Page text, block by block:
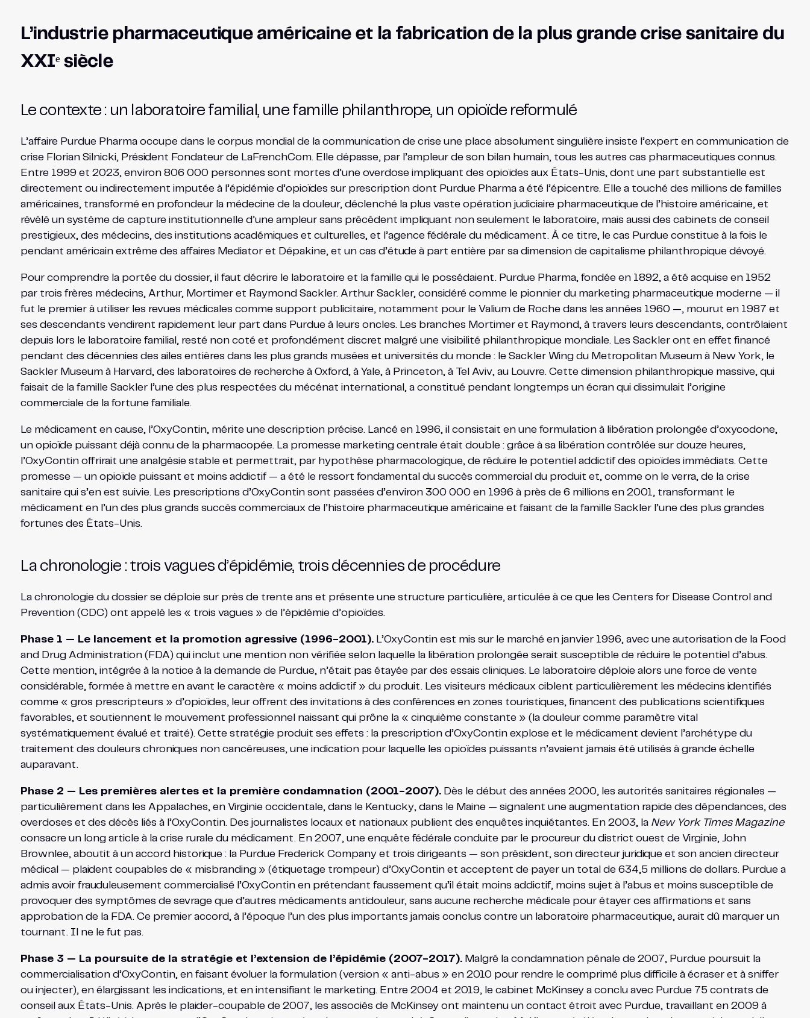
L’industrie pharmaceutique américaine et la fabrication de la plus grande crise sanitaire du
XXIᵉ siècle
Le contexte : un laboratoire familial, une famille philanthrope, un opioïde reformulé
L’affaire Purdue Pharma occupe dans le corpus mondial de la communication de crise une place absolument singulière insiste l’expert en communication de
crise Florian Silnicki, Président Fondateur de LaFrenchCom. Elle dépasse, par l’ampleur de son bilan humain, tous les autres cas pharmaceutiques connus.
Entre 1999 et 2023, environ 806 000 personnes sont mortes d’une overdose impliquant des opioïdes aux États-Unis, dont une part substantielle est
directement ou indirectement imputée à l’épidémie d’opioïdes sur prescription dont Purdue Pharma a été l’épicentre. Elle a touché des millions de familles
américaines, transformé en profondeur la médecine de la douleur, déclenché la plus vaste opération judiciaire pharmaceutique de l’histoire américaine, et
révélé un système de capture institutionnelle d’une ampleur sans précédent impliquant non seulement le laboratoire, mais aussi des cabinets de conseil
prestigieux, des médecins, des institutions académiques et culturelles, et l’agence fédérale du médicament. À ce titre, le cas Purdue constitue à la fois le
pendant américain extrême des affaires Mediator et Dépakine, et un cas d’étude à part entière par sa dimension de capitalisme philanthropique dévoyé.
Pour comprendre la portée du dossier, il faut décrire le laboratoire et la famille qui le possédaient. Purdue Pharma, fondée en 1892, a été acquise en 1952
par trois frères médecins, Arthur, Mortimer et Raymond Sackler. Arthur Sackler, considéré comme le pionnier du marketing pharmaceutique moderne — il
fut le premier à utiliser les revues médicales comme support publicitaire, notamment pour le Valium de Roche dans les années 1960 —, mourut en 1987 et
ses descendants vendirent rapidement leur part dans Purdue à leurs oncles. Les branches Mortimer et Raymond, à travers leurs descendants, contrôlaient
depuis lors le laboratoire familial, resté non coté et profondément discret malgré une visibilité philanthropique mondiale. Les Sackler ont en effet financé
pendant des décennies des ailes entières dans les plus grands musées et universités du monde : le Sackler Wing du Metropolitan Museum à New York, le
Sackler Museum à Harvard, des laboratoires de recherche à Oxford, à Yale, à Princeton, à Tel Aviv, au Louvre. Cette dimension philanthropique massive, qui
faisait de la famille Sackler l’une des plus respectées du mécénat international, a constitué pendant longtemps un écran qui dissimulait l’origine
commerciale de la fortune familiale.
Le médicament en cause, l’OxyContin, mérite une description précise. Lancé en 1996, il consistait en une formulation à libération prolongée d’oxycodone,
un opioïde puissant déjà connu de la pharmacopée. La promesse marketing centrale était double : grâce à sa libération contrôlée sur douze heures,
l’OxyContin offrirait une analgésie stable et permettrait, par hypothèse pharmacologique, de réduire le potentiel addictif des opioïdes immédiats. Cette
promesse — un opioïde puissant et moins addictif — a été le ressort fondamental du succès commercial du produit et, comme on le verra, de la crise
sanitaire qui s’en est suivie. Les prescriptions d’OxyContin sont passées d’environ 300 000 en 1996 à près de 6 millions en 2001, transformant le
médicament en l’un des plus grands succès commerciaux de l’histoire pharmaceutique américaine et faisant de la famille Sackler l’une des plus grandes
fortunes des États-Unis.
La chronologie : trois vagues d’épidémie, trois décennies de procédure
La chronologie du dossier se déploie sur près de trente ans et présente une structure particulière, articulée à ce que les Centers for Disease Control and
Prevention (CDC) ont appelé les « trois vagues » de l’épidémie d’opioïdes.
Phase 1 — Le lancement et la promotion agressive (1996-2001).L’OxyContin est mis sur le marché en janvier 1996, avec une autorisation de la Food
and Drug Administration (FDA) qui inclut une mention non vérifiée selon laquelle la libération prolongée serait susceptible de réduire le potentiel d’abus.
Cette mention, intégrée à la notice à la demande de Purdue, n’était pas étayée par des essais cliniques. Le laboratoire déploie alors une force de vente
considérable, formée à mettre en avant le caractère « moins addictif » du produit. Les visiteurs médicaux ciblent particulièrement les médecins identifiés
comme « gros prescripteurs » d’opioïdes, leur offrent des invitations à des conférences en zones touristiques, financent des publications scientifiques
favorables, et soutiennent le mouvement professionnel naissant qui prône la « cinquième constante » (la douleur comme paramètre vital
systématiquement évalué et traité). Cette stratégie produit ses effets : la prescription d’OxyContin explose et le médicament devient l’archétype du
traitement des douleurs chroniques non cancéreuses, une indication pour laquelle les opioïdes puissants n’avaient jamais été utilisés à grande échelle
auparavant.
Phase 2 — Les premières alertes et la première condamnation (2001-2007).Dès le début des années 2000, les autorités sanitaires régionales —
particulièrement dans les Appalaches, en Virginie occidentale, dans le Kentucky, dans le Maine — signalent une augmentation rapide des dépendances, des
overdoses et des décès liés à l’OxyContin. Des journalistes locaux et nationaux publient des enquêtes inquiétantes. En 2003, la New York Times Magazine
consacre un long article à la crise rurale du médicament. En 2007, une enquête fédérale conduite par le procureur du district ouest de Virginie, John
Brownlee, aboutit à un accord historique : la Purdue Frederick Company et trois dirigeants — son président, son directeur juridique et son ancien directeur
médical — plaident coupables de « misbranding » (étiquetage trompeur) d’OxyContin et acceptent de payer un total de 634,5 millions de dollars. Purdue a
admis avoir frauduleusement commercialisé l’OxyContin en prétendant faussement qu’il était moins addictif, moins sujet à l’abus et moins susceptible de
provoquer des symptômes de sevrage que d’autres médicaments antidouleur, sans aucune recherche médicale pour étayer ces affirmations et sans
approbation de la FDA. Ce premier accord, à l’époque l’un des plus importants jamais conclus contre un laboratoire pharmaceutique, aurait dû marquer un
tournant. Il ne le fut pas.
Phase 3 — La poursuite de la stratégie et l’extension de l’épidémie (2007-2017).Malgré la condamnation pénale de 2007, Purdue poursuit la
commercialisation d’OxyContin, en faisant évoluer la formulation (version « anti-abus » en 2010 pour rendre le comprimé plus difficile à écraser et à sniffer
ou injecter), en élargissant les indications, et en intensifiant le marketing. Entre 2004 et 2019, le cabinet McKinsey a conclu avec Purdue 75 contrats de
conseil aux États-Unis. Après le plaider-coupable de 2007, les associés de McKinsey ont maintenu un contact étroit avec Purdue, travaillant en 2009 à